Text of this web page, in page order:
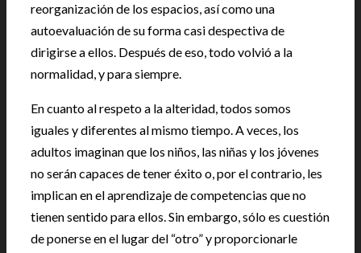
reorganización de los espacios, así como una
autoevaluación de su forma casi despectiva de
dirigirse a ellos. Después de eso, todo volvió a la
normalidad, y para siempre.
En cuanto al respeto a la alteridad, todos somos
iguales y diferentes al mismo tiempo. A veces, los
adultos imaginan que los niños, las niñas y los jóvenes
no serán capaces de tener éxito o, por el contrario, les
implican en el aprendizaje de competencias que no
tienen sentido para ellos. Sin embargo, sólo es cuestión
de ponerse en el lugar del “otro” y proporcionarle